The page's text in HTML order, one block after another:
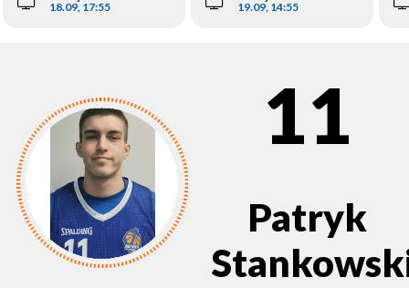
18.09, 17:55
19.09, 14:55
11
Patryk